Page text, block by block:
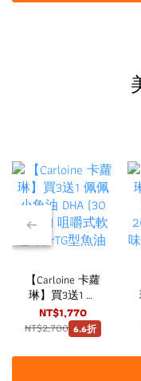
【Carloine 卡蘿
琳】買3送1 佩
佩小魚油 DHA
(30粒/盒) 咀嚼
式軟膠囊 rTG型
魚油
NT$1,770
NT$2,700 6.6折